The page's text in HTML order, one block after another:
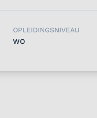
OPLEIDINGSNIVEAU
WO